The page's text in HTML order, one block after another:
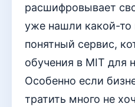
расшифровывает
уже нашли какой-то
понятный сервис,
обучения в MIT для
Особенно если
тратить много не